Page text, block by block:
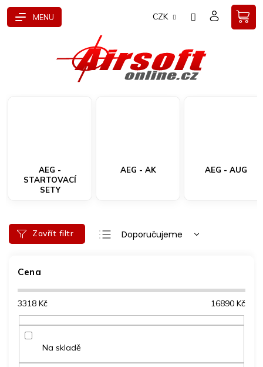
Přejít
CZK
AEG -
STARTOVACÍ
SETY
AEG - AK AEG - AUG
Ř
a
í
r
u
Doporučujeme
Nejprodávanější
Zavřít filtr
Cena
3318 Kč 16890 Kč
Na skladě